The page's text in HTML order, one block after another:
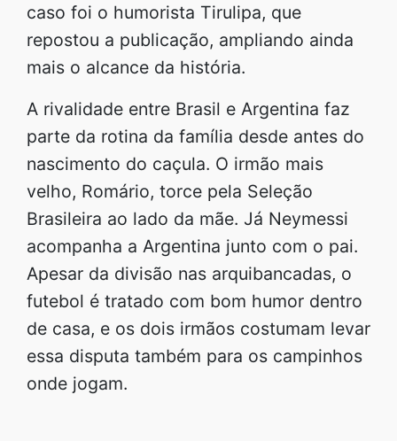
caso foi o humorista Tirulipa, que
repostou a publicação, ampliando ainda
mais o alcance da história.
A rivalidade entre Brasil e Argentina faz
parte da rotina da família desde antes do
nascimento do caçula. O irmão mais
velho, Romário, torce pela Seleção
Brasileira ao lado da mãe. Já Neymessi
acompanha a Argentina junto com o pai.
Apesar da divisão nas arquibancadas, o
futebol é tratado com bom humor dentro
de casa, e os dois irmãos costumam levar
essa disputa também para os campinhos
onde jogam.